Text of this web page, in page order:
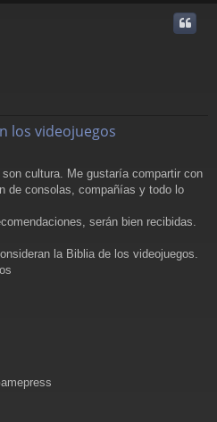
los videojuegos
cultura. Me gustaría compartir con
de consolas, compañías y todo lo
serán bien recibidas.
la Biblia de los videojuegos.